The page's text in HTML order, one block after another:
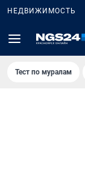
НЕДВИЖИМОСТЬ
Тест по мурaлaм